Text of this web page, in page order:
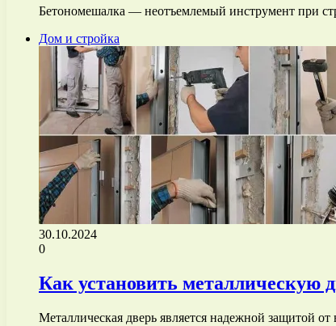
Бетономешалка — неотъемлемый инструмент при
Дом и стройка
30.10.2024
0
Как установить металлическую
Металлическая дверь является надежной защитой